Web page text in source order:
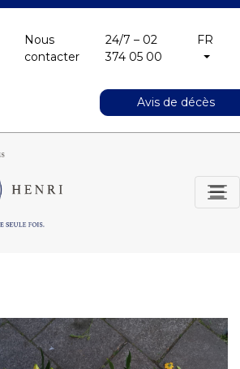
Nous
contacter
24/7 – 02
374 05 00
FR
Avis de décès